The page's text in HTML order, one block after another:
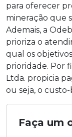
para oferecer
mineração que
Ademais, a
prioriza o
qual os
prioridade. Por
Ltda. propicia
ou seja, o
Faça um